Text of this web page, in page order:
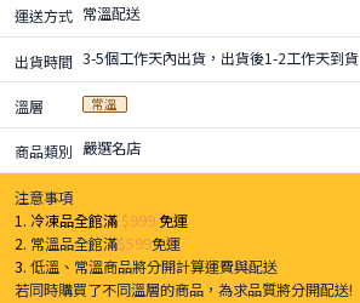
運送方式 常溫配送
出貨時間 3-5個工作天內出貨，出貨後1-2工作天到貨
溫層 常溫
商品類別 嚴選名店
注意事項
1. 冷凍品全館滿 $999免運
2. 常溫品全館滿$599免運
3.低溫、常溫商品將分開計算運費與配送
若同時購買了不同溫層的商品，為求品質將分開配送!